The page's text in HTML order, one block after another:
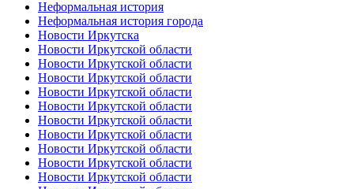
Неформальная история
Неформальная история города
Новости Иркутска
Новости Иркутской области
Новости Иркутской области
Новости Иркутской области
Новости Иркутской области
Новости Иркутской области
Новости Иркутской области
Новости Иркутской области
Новости Иркутской области
Новости Иркутской области
Новости Иркутской области